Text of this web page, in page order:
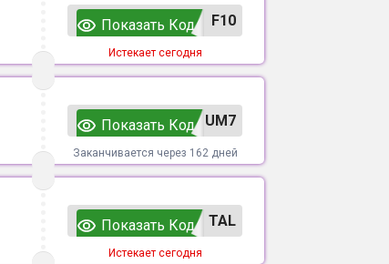
F10
Показать Код
Истекает сегодня
UM7
Показать Код
Заканчивается через 162 дней
TAL
Показать Код
Истекает сегодня